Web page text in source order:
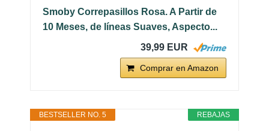
Smoby Correpasillos Rosa. A Partir de
10 Meses, de líneas Suaves, Aspecto...
39,99 EUR
Comprar en Amazon
REBAJAS
BESTSELLER NO. 5